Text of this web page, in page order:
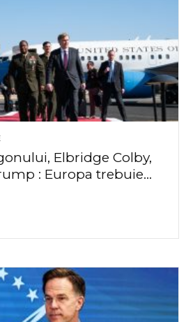
Elbridge Colby,
: Europa trebuie...